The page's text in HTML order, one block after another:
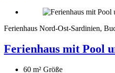
Ferienhaus Nord-Ost-Sardinien,
Ferienhaus mit Pool
60 m² Größe